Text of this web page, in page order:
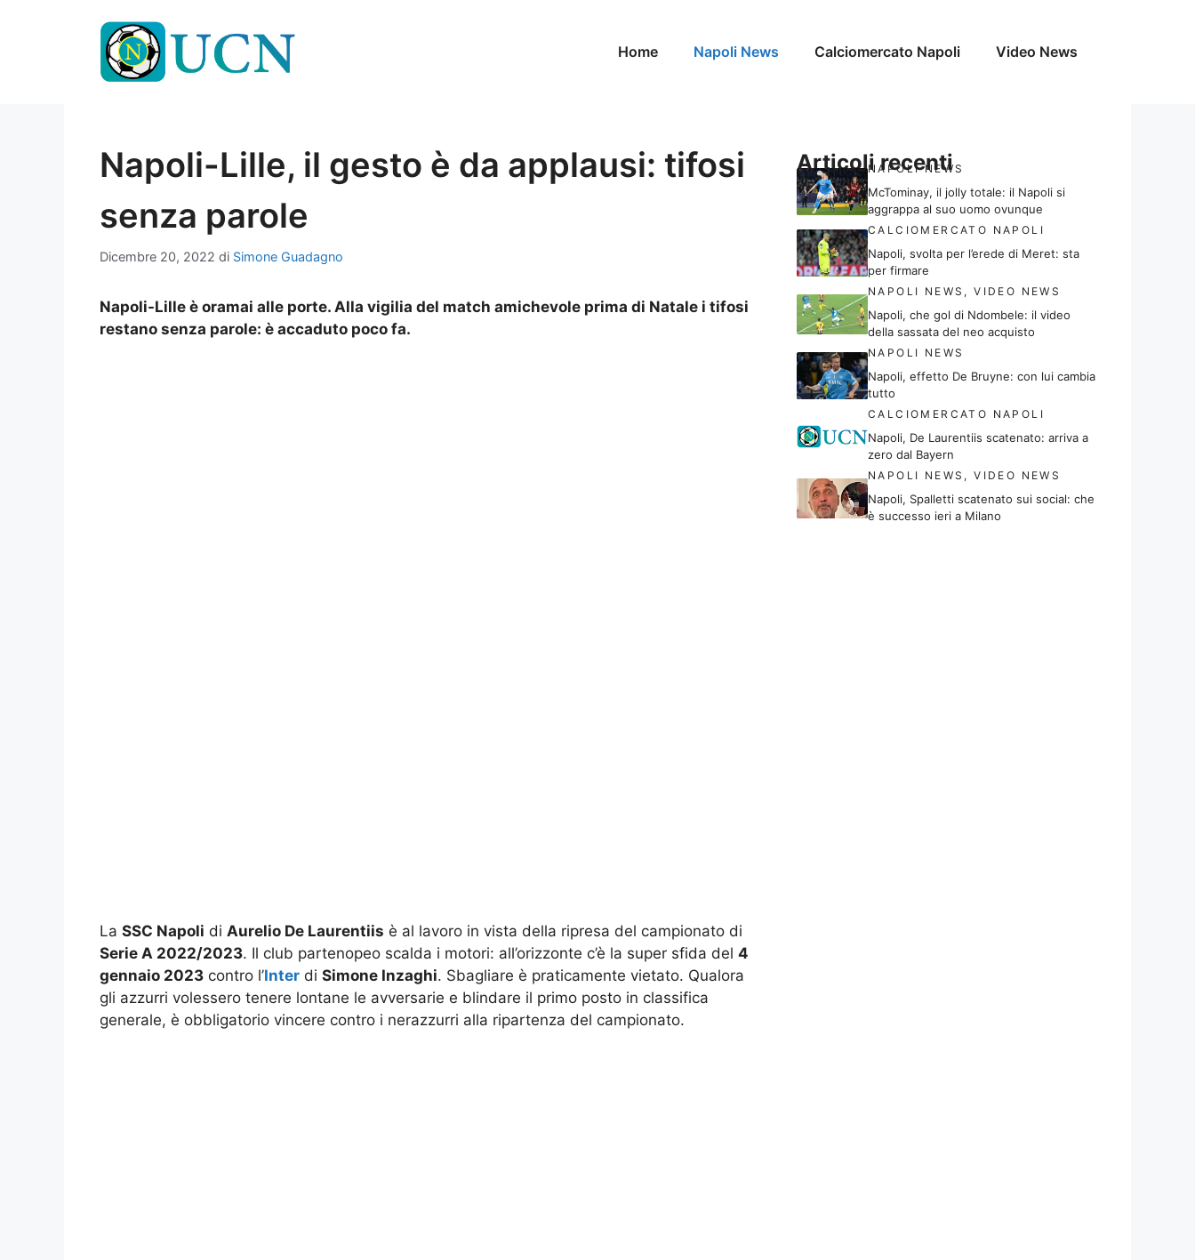
Home Napoli News Calciomercato Napoli Video News
Napoli-Lille, il gesto è da applausi: tifosi
senza parole
Dicembre 20, 2022 di Simone Guadagno
Napoli-Lille è oramai alle porte. Alla vigilia del match amichevole prima di Natale i tifosi
restano senza parole: è accaduto poco fa.
La SSC Napoli di Aurelio De Laurentiis è al lavoro in vista della ripresa del campionato di
Serie A 2022/2023. Il club partenopeo scalda i motori: all’orizzonte c’è la super sfida del 4
gennaio 2023 contro l’Inter di Simone Inzaghi. Sbagliare è praticamente vietato. Qualora
gli azzurri volessero tenere lontane le avversarie e blindare il primo posto in classifica
generale, è obbligatorio vincere contro i nerazzurri alla ripartenza del campionato.
Articoli recenti
NAPOLI NEWS
McTominay, il jolly totale: il Napoli si
aggrappa al suo uomo ovunque
CALCIOMERCATO NAPOLI
Napoli, svolta per l’erede di Meret: sta
per firmare
NAPOLI NEWS ,VIDEO NEWS
Napoli, che gol di Ndombele: il video
della sassata del neo acquisto
NAPOLI NEWS
Napoli, effetto De Bruyne: con lui cambia
tutto
CALCIOMERCATO NAPOLI
Napoli, De Laurentiis scatenato: arriva a
zero dal Bayern
NAPOLI NEWS ,VIDEO NEWS
Napoli, Spalletti scatenato sui social: che
è successo ieri a Milano